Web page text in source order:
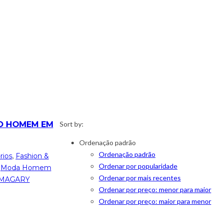
Sort by:
Ordenação padrão
Ordenação padrão
Ordenar por popularidade
Ordenar por mais recentes
Ordenar por preço: menor para maior
Ordenar por preço: maior para menor
HOMEM EM
, Fashion &
Moda Homem